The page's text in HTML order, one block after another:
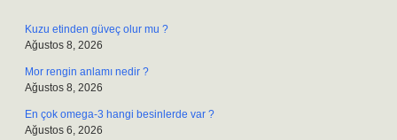
Kuzu etinden güveç olur mu ?
Ağustos 8, 2026
Mor rengin anlamı nedir ?
Ağustos 8, 2026
En çok omega-3 hangi besinlerde var ?
Ağustos 6, 2026